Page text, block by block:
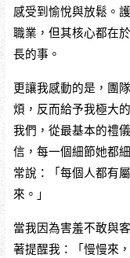
感受到愉悅與放鬆。
職業，但其核心都在
長的事。
更讓我感動的是，團
煩，反而給予我極大
我們，從最基本的禮
信，每一個細節她都
常說：「每個人都有
來。」
當我因為害羞不敢與
著提醒我：「慢慢來